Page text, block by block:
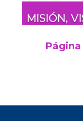
MISIÓN,